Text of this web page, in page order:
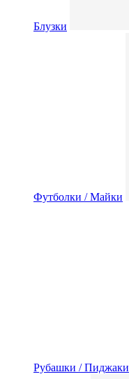
Блузки
Футболки / Майки
Рубашки / Пиджаки